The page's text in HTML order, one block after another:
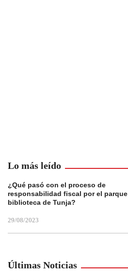
Lo más leído
¿Qué pasó con el proceso de
responsabilidad fiscal por el parque
biblioteca de Tunja?
29/08/2023
Últimas Noticias